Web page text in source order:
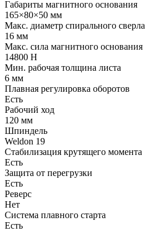
Габариты магнитного основания
165×80×50 мм
Макс. диаметр спирального сверла
16 мм
Макс. сила магнитного основания
14800 Н
Мин. рабочая толщина листа
6 мм
Плавная регулировка оборотов
Есть
Рабочий ход
120 мм
Шпиндель
Weldon 19
Стабилизация крутящего момента
Есть
Защита от перегрузки
Есть
Реверс
Нет
Система плавного старта
Есть